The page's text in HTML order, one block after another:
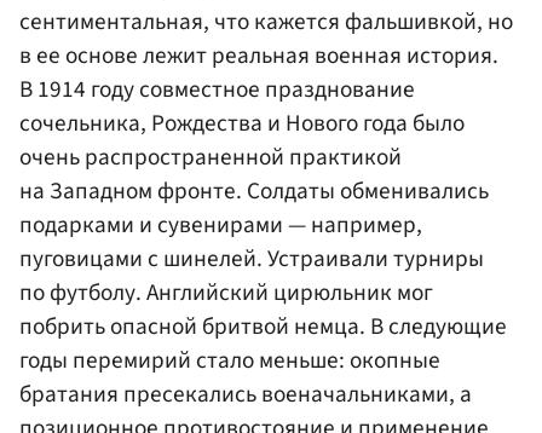
сентиментальная, что кажется фальшивкой, но
в ее основе лежит реальная военная история.
В 1914 году совместное празднование
сочельника, Рождества и Нового года было
очень распространенной практикой
на Западном фронте. Солдаты обменивались
подарками и сувенирами — например,
пуговицами с шинелей. Устраивали турниры
по футболу. Английский цирюльник мог
побрить опасной бритвой немца. В следующие
годы перемирий стало меньше: окопные
братания пресекались военачальниками, а